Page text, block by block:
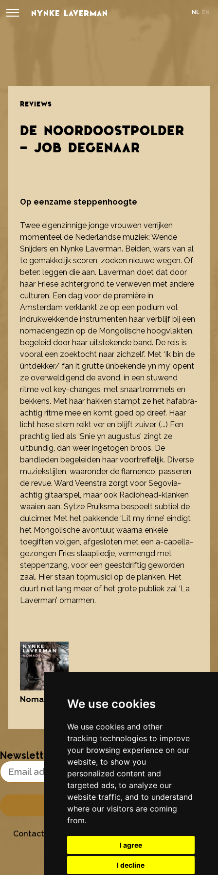
We use cookies
We use cookies and other
tracking technologies to improve
your browsing experience on our
website, to show you
personalized content and
targeted ads, to analyze our
website traffic, and to understand
where our visitors are coming
from.
I agree
I decline
NYNKE LAVERMAN NL EN
REVIEWS
DE NOORDOOSTPOLDER
- JOB DEGENAAR
Op eenzame steppenhoogte
Twee eigenzinnige jonge vrouwen verrijken
momenteel de Nederlandse muziek: Wende
Snijders en Nynke Laverman. Beiden, wars van al
te gemakkelijk scoren, zoeken nieuwe wegen. Of
beter: leggen die aan. Laverman doet dat door
haar Friese achtergrond te verweven met andere
culturen. Een dag voor de première in
Amsterdam verklankt ze op een podium vol
indrukwekkende instrumenten haar verblijf bij een
nomadengezin op de Mongolische hoogvlakten,
begeleid door haar uitstekende band. De reis is
vooral een zoektocht naar zichzelf. Met ‘Ik bin de
ûntdekker/ fan it grutte ûnbekende yn my’ opent
ze overweldigend de avond, in een stuwend
ritme vol key-changes, met snaartrommels en
bekkens. Met haar hakken stampt ze het hafabra-
achtig ritme mee en komt goed op dreef. Haar
licht hese stem reikt ver en blijft zuiver. (...) Een
prachtig lied als ‘Snie yn augustus’ zingt ze
uitbundig, dan weer ingetogen broos. De
bandleden begeleiden haar voortreffelijk. Diverse
muziekstijlen, waaronder de flamenco, passeren
de revue. Ward Veenstra zorgt voor Segovia-
achtig gitaarspel, maar ook Radiohead-klanken
waaien aan. Sytze Pruiksma bespeelt subtiel de
dulcimer. Met het pakkende ‘Lit my rinne’ eindigt
het Mongolische avontuur, waarna enkele
toegiften volgen, afgesloten met een a-capella-
gezongen Fries slaapliedje, vermengd met
steppenzang, voor een geestdriftig geworden
zaal. Hier staan topmusici op de planken. Het
duurt niet lang meer of het grote publiek zal ‘La
Laverman’ omarmen.
Nomad , 2009
Nynke's slowcials
Newsletter
Email Address
Contact Stichting SielesâltPrivacyColofon